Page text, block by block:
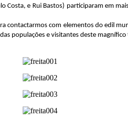
e Rui Bastos) participaram em
contactarmos com elementos do edil
populações e visitantes deste